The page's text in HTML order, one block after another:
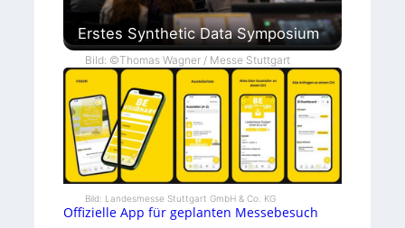
Erstes Synthetic Data Symposium
Bild: ©Thomas Wagner / Messe Stuttgart
Bild: Landesmesse Stuttgart GmbH & Co. KG
Offizielle App für geplanten Messebesuch